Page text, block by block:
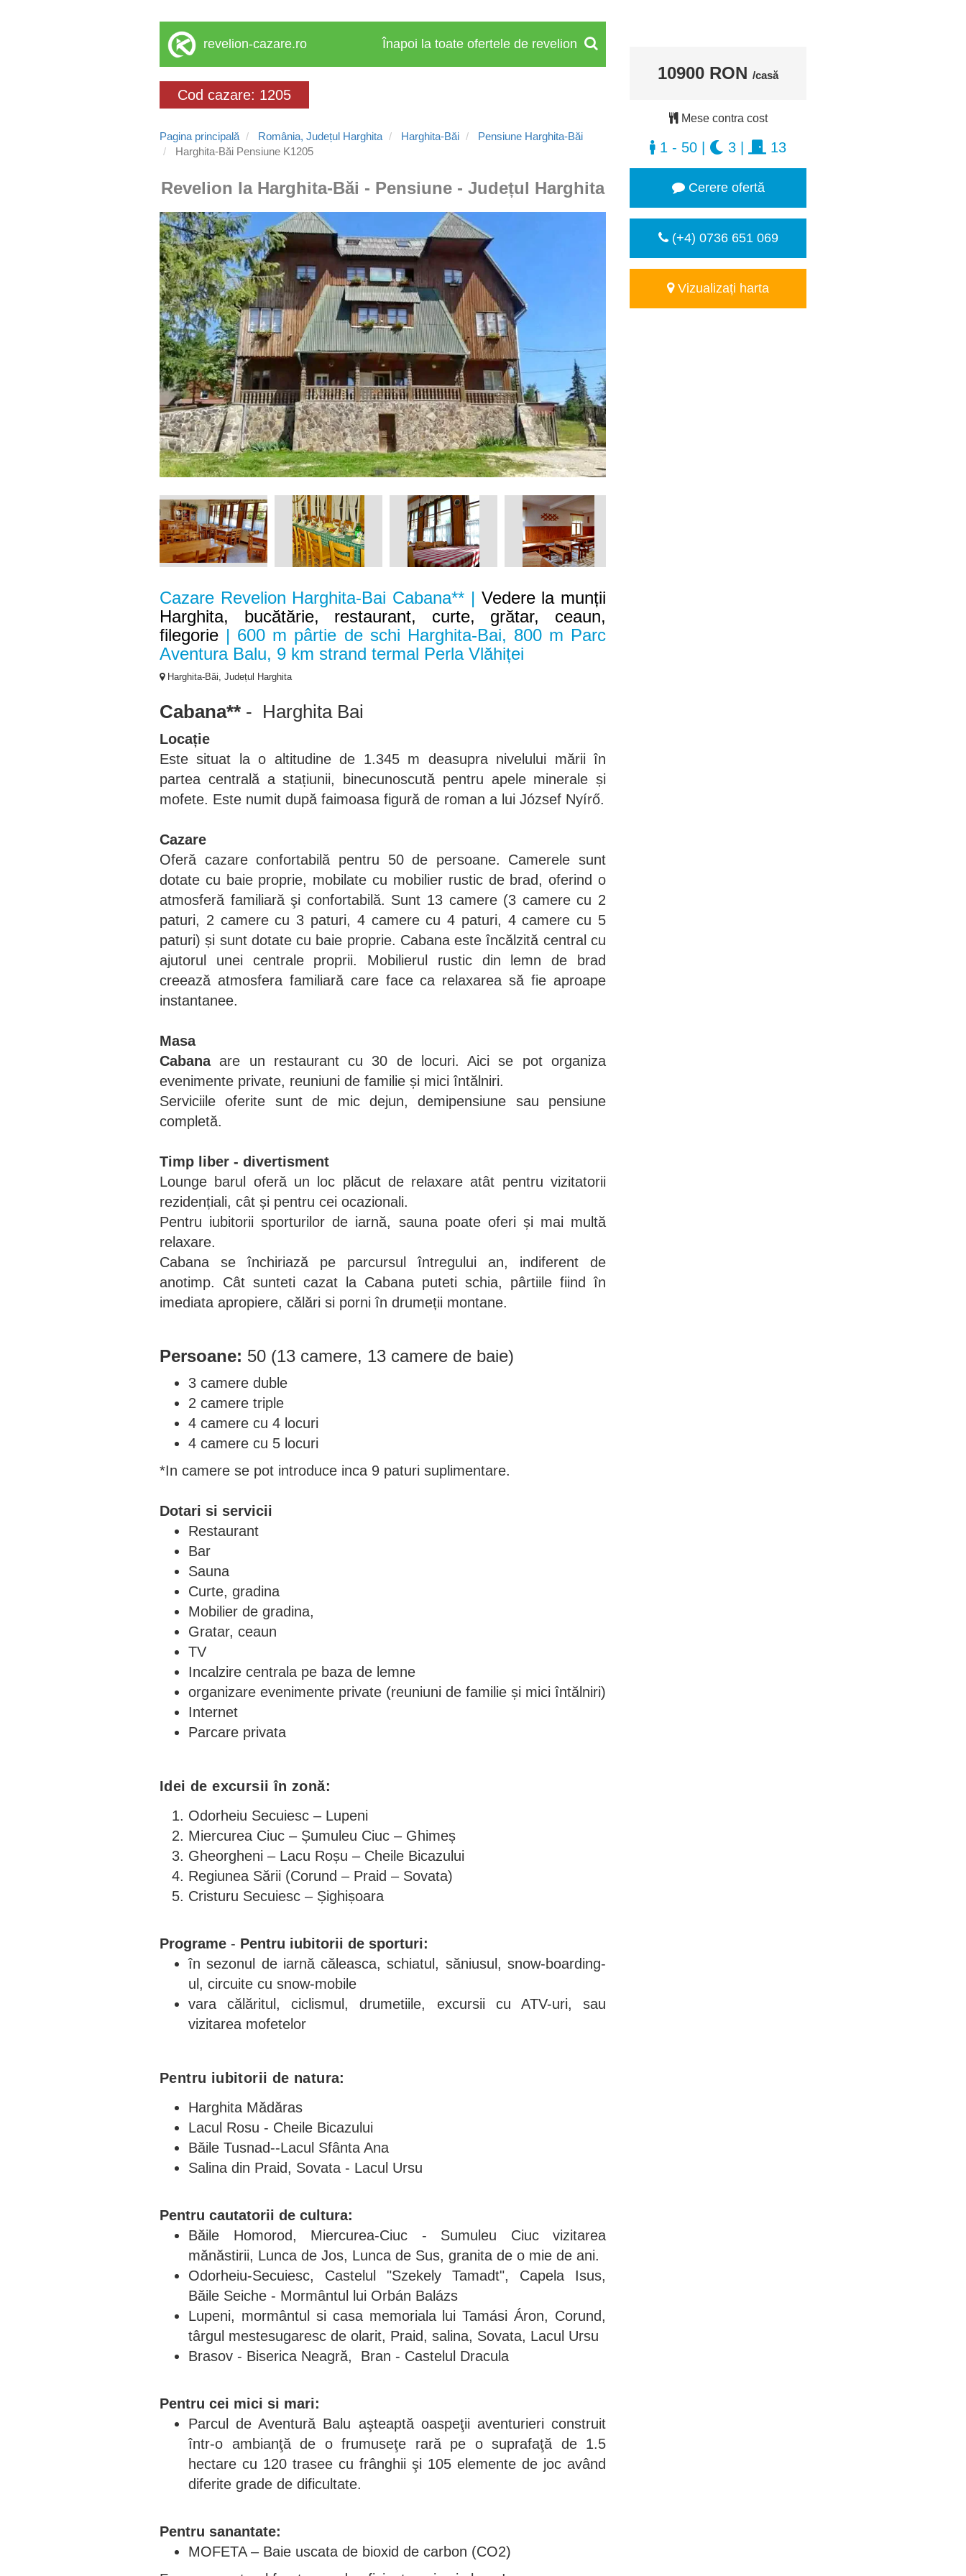
revelion-cazare.ro Înapoi la toate ofertele de revelion
Cod cazare: 1205
Pagina principală România, Județul Harghita Harghita-Băi
Pensiune Harghita-Băi
Harghita-Băi Pensiune K1205
Revelion la Harghita-Băi - Pensiune - Județul Harghita
Cazare Revelion Harghita-Bai Cabana** | Vedere la munții
Harghita, bucătărie, restaurant, curte, grătar, ceaun,
filegorie | 600 m pârtie de schi Harghita-Bai, 800 m Parc
Aventura Balu, 9 km strand termal Perla Vlăhiței
Harghita-Băi, Județul Harghita
Cabana** - Harghita Bai
Locație
Este situat la o altitudine de 1.345 m deasupra nivelului mării în
partea centrală a stațiunii, binecunoscută pentru apele minerale și
mofete. Este numit după faimoasa figură de roman a lui József Nyírő.
Cazare
Oferă cazare confortabilă pentru 50 de persoane. Camerele sunt
dotate cu baie proprie, mobilate cu mobilier rustic de brad, oferind o
atmosferă familiară şi confortabilă. Sunt 13 camere (3 camere cu 2
paturi, 2 camere cu 3 paturi, 4 camere cu 4 paturi, 4 camere cu 5
paturi) și sunt dotate cu baie proprie. Cabana este încălzită central cu
ajutorul unei centrale proprii. Mobilierul rustic din lemn de brad
creează atmosfera familiară care face ca relaxarea să fie aproape
instantanee.
Masa
Cabanaare un restaurant cu 30 de locuri. Aici se pot organiza
evenimente private, reuniuni de familie și mici întălniri.
Serviciile oferite sunt de mic dejun, demipensiune sau pensiune
completă.
Timp liber - divertisment
Lounge barul oferă un loc plăcut de relaxare atât pentru vizitatorii
rezidențiali, cât și pentru cei ocazionali.
Pentru iubitorii sporturilor de iarnă, sauna poate oferi și mai multă
relaxare.
Cabana se închiriază pe parcursul întregului an, indiferent de
anotimp. Cât sunteti cazat la Cabana puteti schia, pârtiile fiind în
imediata apropiere, călări si porni în drumeții montane.
Persoane: 50 (13 camere, 13 camere de baie)
3 camere duble
2 camere triple
4 camere cu 4 locuri
4 camere cu 5 locuri
*In camere se pot introduce inca 9 paturi suplimentare.
Dotari si servicii
Restaurant
Bar
Sauna
Curte, gradina
Mobilier de gradina,
Gratar, ceaun
TV
Incalzire centrala pe baza de lemne
organizare evenimente private (reuniuni de familie și mici întălniri)
Internet
Parcare privata
Idei de excursii în zonă:
Odorheiu Secuiesc – Lupeni
Miercurea Ciuc – Șumuleu Ciuc – Ghimeș
Gheorgheni – Lacu Roșu – Cheile Bicazului
Regiunea Sării (Corund – Praid – Sovata)
Cristuru Secuiesc – Șighișoara
Programe - Pentru iubitorii de sporturi:
în sezonul de iarnă căleasca, schiatul, săniusul, snow-boarding-
ul, circuite cu snow-mobile
vara călăritul, ciclismul, drumetiile, excursii cu ATV-uri, sau
vizitarea mofetelor
Pentru iubitorii de natura:
Harghita Mădăras
Lacul Rosu - Cheile Bicazului
Băile Tusnad--Lacul Sfânta Ana
Salina din Praid, Sovata - Lacul Ursu
Pentru cautatorii de cultura:
Băile Homorod, Miercurea-Ciuc - Sumuleu Ciuc vizitarea
mănăstirii, Lunca de Jos, Lunca de Sus, granita de o mie de ani.
Odorheiu-Secuiesc, Castelul "Szekely Tamadt", Capela Isus,
Băile Seiche - Mormântul lui Orbán Balázs
Lupeni, mormântul si casa memoriala lui Tamási Áron, Corund,
târgul mestesugaresc de olarit, Praid, salina, Sovata, Lacul Ursu
Brasov - Biserica Neagră, Bran - Castelul Dracula
Pentru cei mici si mari:
Parcul de Aventură Balu aşteaptă oaspeţii aventurieri construit
într-o ambianţă de o frumuseţe rară pe o suprafaţă de 1.5
hectare cu 120 trasee cu frânghii şi 105 elemente de joc având
diferite grade de dificultate.
Pentru sanantate:
MOFETA – Baie uscata de bioxid de carbon (CO2)
10900 RON /casă
Mese contra cost
1 - 50 3 13
Cerere ofertă
(+4) 0736 651 069
Vizualizați harta